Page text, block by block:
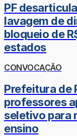
PF
lavagem de
bloqueio de
estados
CONVOCAÇÃO
Prefeitura de
professores
seletivo para
ensino